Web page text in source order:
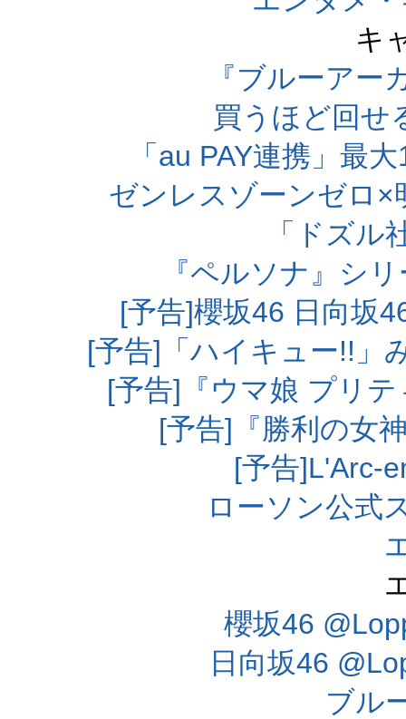
キ
『ブルーアー
買うほど回せ
「au PAY連携」最
ゼンレスゾーンゼロ
「ドズル
『ペルソナ』シ
[予告]櫻坂46 日向坂
[予告]「ハイキュー!!」
[予告]『ウマ娘 プリ
[予告]『勝利の女
[予告]L'Arc-
ローソン公式
櫻坂46
日向坂46
ブル